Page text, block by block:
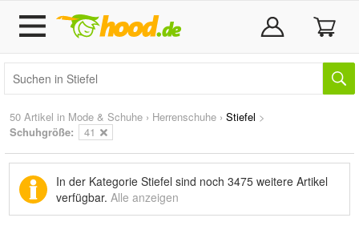
50 Artikel in Mode & Schuhe › Herrenschuhe › Stiefel >
Schuhgröße:
41
In der Kategorie Stiefel sind noch 3475 weitere Artikel
verfügbar. Alle anzeigen